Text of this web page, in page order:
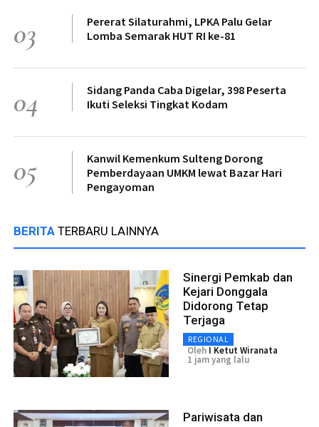
03
Pererat Silaturahmi, LPKA Palu Gelar
Lomba Semarak HUT RI ke-81
04
Sidang Panda Caba Digelar, 398 Peserta
Ikuti Seleksi Tingkat Kodam
05
Kanwil Kemenkum Sulteng Dorong
Pemberdayaan UMKM lewat Bazar Hari
Pengayoman
BERITA TERBARU LAINNYA
Sinergi Pemkab dan
Kejari Donggala
Didorong Tetap
Terjaga
REGIONAL
Oleh I Ketut Wiranata
1 jam yang lalu
Pariwisata dan